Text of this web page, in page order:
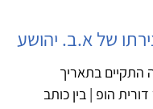
של א.ב. יהושע
התקיים בתאריך
הופ | בין כותב